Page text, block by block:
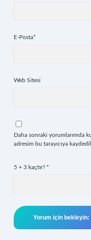
E-Posta*
Web Sitesi
Daha sonraki yorumlarımda
adresim bu tarayıcıya
5 + 3 kaçtır? *